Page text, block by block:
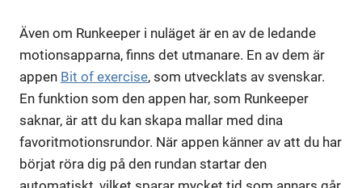
Även om Runkeeper i nuläget är en av de ledande
motionsapparna, finns det utmanare. En av dem är
appen Bit of exercise, som utvecklats av svenskar.
En funktion som den appen har, som Runkeeper
saknar, är att du kan skapa mallar med dina
favoritmotionsrundor. När appen känner av att du har
börjat röra dig på den rundan startar den